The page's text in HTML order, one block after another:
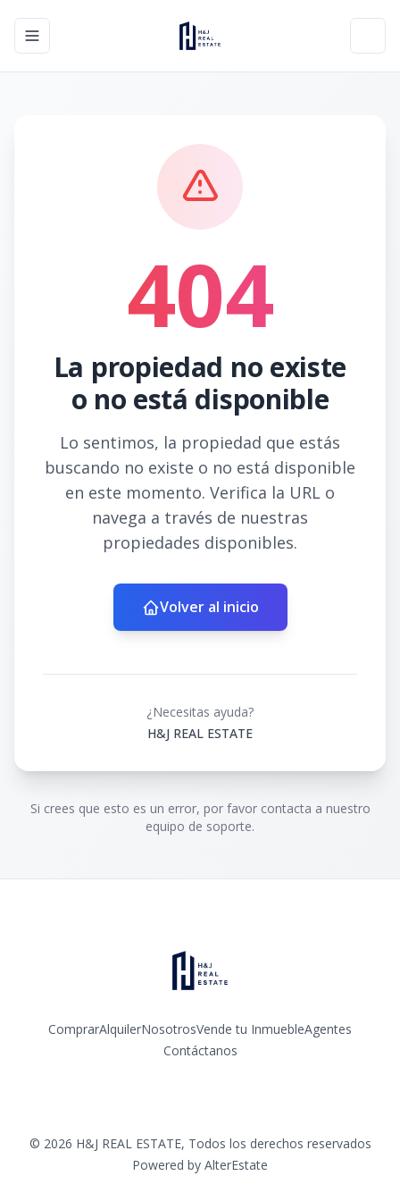
Toggle navigation menu
404
La propiedad no existe
o no está disponible
Lo sentimos, la propiedad que estás
buscando no existe o no está disponible
en este momento. Verifica la URL o
navega a través de nuestras
propiedades disponibles.
Volver al inicio
¿Necesitas ayuda?
H&J REAL ESTATE
Si crees que esto es un error, por favor contacta a nuestro
equipo de soporte.
ComprarAlquilerNosotrosVende tu InmuebleAgentes
Contáctanos
© 2026 H&J REAL ESTATE, Todos los derechos reservados
Powered by AlterEstate